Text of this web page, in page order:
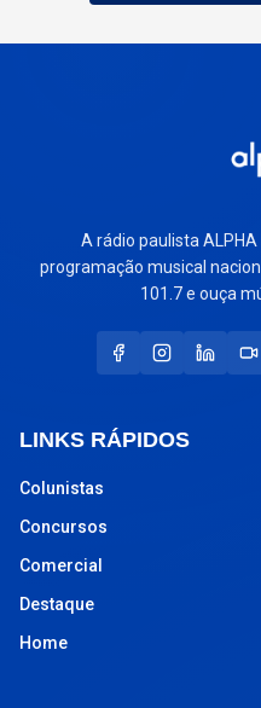
A rádio paulista
programação musical
101.7 e ouça
LINKS RÁPIDOS
Colunistas
Concursos
Comercial
Destaque
Home